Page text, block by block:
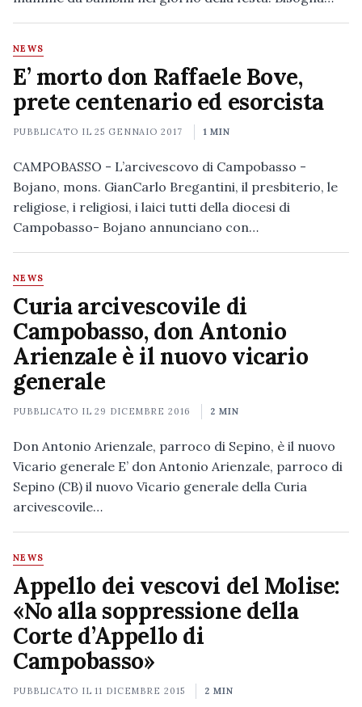
NEWS
E’ morto don Raffaele Bove,
prete centenario ed esorcista
PUBBLICATO IL25 GENNAIO 2017 1 MIN
CAMPOBASSO - L’arcivescovo di Campobasso -
Bojano, mons. GianCarlo Bregantini, il presbiterio, le
religiose, i religiosi, i laici tutti della diocesi di
Campobasso- Bojano annunciano con…
NEWS
Curia arcivescovile di
Campobasso, don Antonio
Arienzale è il nuovo vicario
generale
PUBBLICATO IL29 DICEMBRE 2016 2 MIN
Don Antonio Arienzale, parroco di Sepino, è il nuovo
Vicario generale E’ don Antonio Arienzale, parroco di
Sepino (CB) il nuovo Vicario generale della Curia
arcivescovile…
NEWS
Appello dei vescovi del Molise:
«No alla soppressione della
Corte d’Appello di
Campobasso»
PUBBLICATO IL11 DICEMBRE 2015 2 MIN